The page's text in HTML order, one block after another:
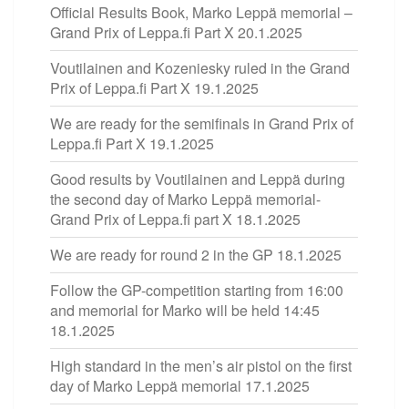
Official Results Book, Marko Leppä memorial –
Grand Prix of Leppa.fi Part X 20.1.2025
Voutilainen and Kozeniesky ruled in the Grand
Prix of Leppa.fi Part X 19.1.2025
We are ready for the semifinals in Grand Prix of
Leppa.fi Part X 19.1.2025
Good results by Voutilainen and Leppä during
the second day of Marko Leppä memorial-
Grand Prix of Leppa.fi part X 18.1.2025
We are ready for round 2 in the GP 18.1.2025
Follow the GP-competition starting from 16:00
and memorial for Marko will be held 14:45
18.1.2025
High standard in the men’s air pistol on the first
day of Marko Leppä memorial 17.1.2025